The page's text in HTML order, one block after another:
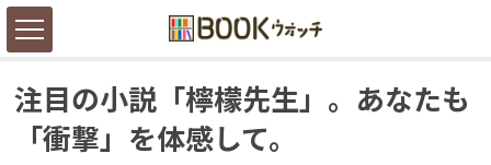
注目の小説「檸檬先生」。あなたも
「衝撃」を体感して。